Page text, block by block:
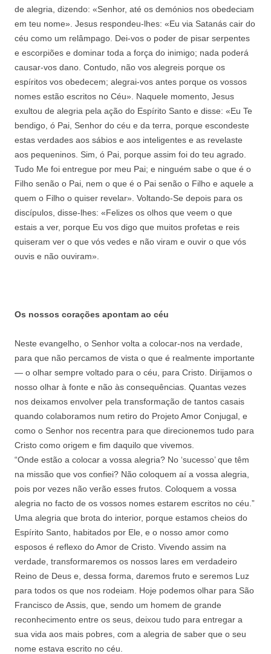
de alegria, dizendo: «Senhor, até os demónios nos obedeciam
em teu nome». Jesus respondeu-lhes: «Eu via Satanás cair do
céu como um relâmpago. Dei-vos o poder de pisar serpentes
e escorpiões e dominar toda a força do inimigo; nada poderá
causar-vos dano. Contudo, não vos alegreis porque os
espíritos vos obedecem; alegrai-vos antes porque os vossos
nomes estão escritos no Céu». Naquele momento, Jesus
exultou de alegria pela ação do Espírito Santo e disse: «Eu Te
bendigo, ó Pai, Senhor do céu e da terra, porque escondeste
estas verdades aos sábios e aos inteligentes e as revelaste
aos pequeninos. Sim, ó Pai, porque assim foi do teu agrado.
Tudo Me foi entregue por meu Pai; e ninguém sabe o que é o
Filho senão o Pai, nem o que é o Pai senão o Filho e aquele a
quem o Filho o quiser revelar». Voltando-Se depois para os
discípulos, disse-lhes: «Felizes os olhos que veem o que
estais a ver, porque Eu vos digo que muitos profetas e reis
quiseram ver o que vós vedes e não viram e ouvir o que vós
ouvis e não ouviram».
Os nossos corações apontam ao céu
Neste evangelho, o Senhor volta a colocar-nos na verdade,
para que não percamos de vista o que é realmente importante
— o olhar sempre voltado para o céu, para Cristo. Dirijamos o
nosso olhar à fonte e não às consequências. Quantas vezes
nos deixamos envolver pela transformação de tantos casais
quando colaboramos num retiro do Projeto Amor Conjugal, e
como o Senhor nos recentra para que direcionemos tudo para
Cristo como origem e fim daquilo que vivemos.
“Onde estão a colocar a vossa alegria? No ‘sucesso’ que têm
na missão que vos confiei? Não coloquem aí a vossa alegria,
pois por vezes não verão esses frutos. Coloquem a vossa
alegria no facto de os vossos nomes estarem escritos no céu.”
Uma alegria que brota do interior, porque estamos cheios do
Espírito Santo, habitados por Ele, e o nosso amor como
esposos é reflexo do Amor de Cristo. Vivendo assim na
verdade, transformaremos os nossos lares em verdadeiro
Reino de Deus e, dessa forma, daremos fruto e seremos Luz
para todos os que nos rodeiam. Hoje podemos olhar para São
Francisco de Assis, que, sendo um homem de grande
reconhecimento entre os seus, deixou tudo para entregar a
sua vida aos mais pobres, com a alegria de saber que o seu
nome estava escrito no céu.